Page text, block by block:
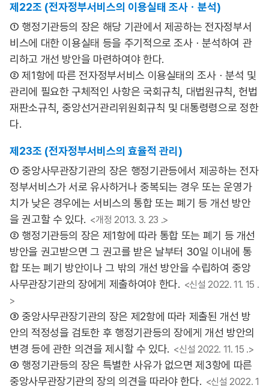
제22조 (전자정부서비스의 이용실태 조사ㆍ분석)
① 행정기관등의 장은 해당 기관에서 제공하는 전자정부서
비스에 대한 이용실태 등을 주기적으로 조사ㆍ분석하여 관
리하고 개선 방안을 마련하여야 한다.
② 제1항에 따른 전자정부서비스 이용실태의 조사ㆍ분석 및
관리에 필요한 구체적인 사항은 국회규칙, 대법원규칙, 헌법
재판소규칙, 중앙선거관리위원회규칙 및 대통령령으로 정한
다.
제23조 (전자정부서비스의 효율적 관리)
① 중앙사무관장기관의 장은 행정기관등에서 제공하는 전자
정부서비스가 서로 유사하거나 중복되는 경우 또는 운영가
치가 낮은 경우에는 서비스의 통합 또는 폐기 등 개선 방안
을 권고할 수 있다. <개정 2013. 3. 23 .>
② 행정기관등의 장은 제1항에 따라 통합 또는 폐기 등 개선
방안을 권고받으면 그 권고를 받은 날부터 30일 이내에 통
합 또는 폐기 방안이나 그 밖의 개선 방안을 수립하여 중앙
사무관장기관의 장에게 제출하여야 한다. <신설 2022. 11. 15 .
>
③ 중앙사무관장기관의 장은 제2항에 따라 제출된 개선 방
안의 적정성을 검토한 후 행정기관등의 장에게 개선 방안의
변경 등에 관한 의견을 제시할 수 있다. <신설 2022. 11. 15 .>
④ 행정기관등의 장은 특별한 사유가 없으면 제3항에 따른
중앙사무관장기관의 장의 의견을 따라야 한다. <신설 2022. 1